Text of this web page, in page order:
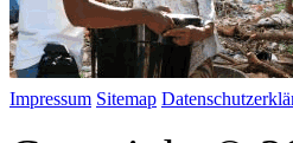
Impressum Sitemap